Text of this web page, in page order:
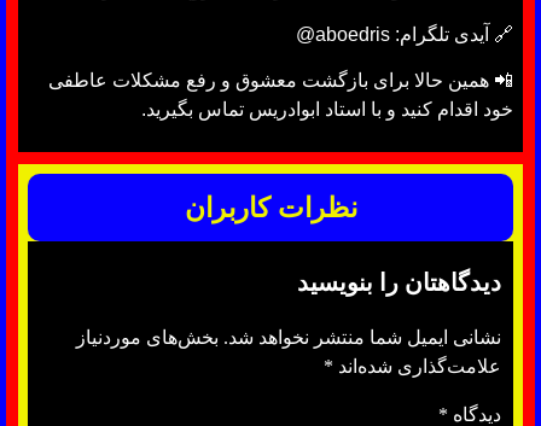
🔗 آیدی تلگرام: aboedris@
📲 همین حالا برای بازگشت معشوق و رفع مشکلات عاطفی
خود اقدام کنید و با استاد ابوادریس تماس بگیرید.
نظرات کاربران
دیدگاهتان را بنویسید
نشانی ایمیل شما منتشر نخواهد شد. بخش‌های موردنیاز
علامت‌گذاری شده‌اند *
دیدگاه *